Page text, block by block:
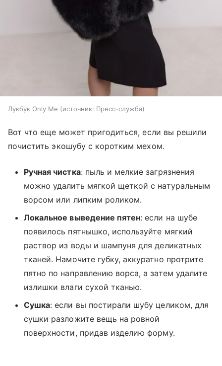
Лукбук Only Me источник: Пресс-служба
Вот что еще может пригодиться, если вы решили
почистить экошубу с коротким мехом.
Ручная чистка: пыль и мелкие загрязнения
можно удалить мягкой щеткой с натуральным
ворсом или липким роликом.
Локальное выведение пятен: если на шубе
появилось пятнышко, используйте мягкий
раствор из воды и шампуня для деликатных
тканей. Намочите губку, аккуратно протрите
пятно по направлению ворса, а затем удалите
излишки влаги сухой тканью.
Сушка: если вы постирали шубу целиком, для
сушки разложите вещь на ровной
поверхности, придав изделию форму.